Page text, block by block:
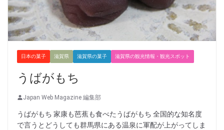
日本の菓子 滋賀県 滋賀県の菓子 滋賀県の観光情報・観光スポット
うばがもち
Japan Web Magazine 編集部
うばがもち 家康も芭蕉も食べたうばがもち 全国的な知名度
で言うとどうしても群馬県にある温泉に軍配が上がってしま